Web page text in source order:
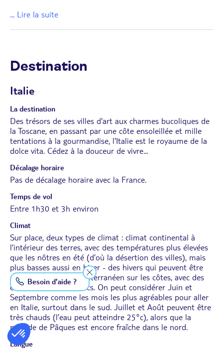
... Lire la suite
Destination
Italie
La destination
Des trésors de ses villes d'art aux charmes bucoliques de
la Toscane, en passant par une côte ensoleillée et mille
tentations à la gourmandise, l'Italie est le royaume de la
dolce vita. Cédez à la douceur de vivre...
Décalage horaire
Pas de décalage horaire avec la France.
Temps de vol
Entre 1h30 et 3h environ
Climat
Sur place, deux types de climat : climat continental à
l’intérieur des terres, avec des températures plus élevées
que les nôtres en été (d’où la désertion des villes), mais
plus basses aussi en hiver - des hivers qui peuvent être
rigoureux ; climat méditerranéen sur les côtes, avec des
étés très chauds et secs. On peut considérer Juin et
Septembre comme les mois les plus agréables pour aller
en Italie, surtout dans le sud. Juillet et Août peuvent être
très chauds (l’eau peut atteindre 25°c), alors que la
période de Pâques est encore fraîche dans le nord.
Langue
Besoin d'aide ?